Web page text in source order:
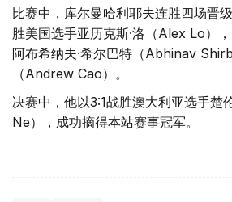
比赛中，库尔曼哈利耶夫连胜四场晋
胜美国选手亚历克斯·洛（Alex Lo）
阿布希纳夫·希尔巴特（Abhinav
（Andrew Cao）。
决赛中，他以3:1战胜澳大利亚选手楚
Ne），成功摘得本站赛事冠军。